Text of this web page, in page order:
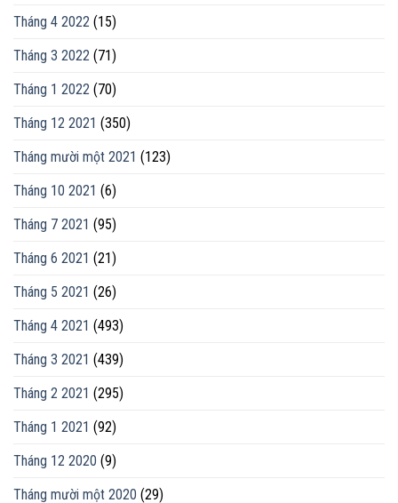
Tháng 4 2022 (15)
Tháng 3 2022 (71)
Tháng 1 2022 (70)
Tháng 12 2021 (350)
Tháng mười một 2021 (123)
Tháng 10 2021 (6)
Tháng 7 2021 (95)
Tháng 6 2021 (21)
Tháng 5 2021 (26)
Tháng 4 2021 (493)
Tháng 3 2021 (439)
Tháng 2 2021 (295)
Tháng 1 2021 (92)
Tháng 12 2020 (9)
Tháng mười một 2020 (29)